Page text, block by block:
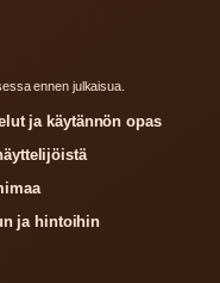
ennen julkaisua.
ja käytännön opas
ja hintoihin